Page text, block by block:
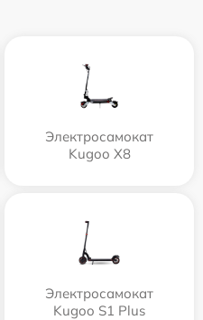
Электросамокат
Kugoo X8
Электросамокат
Kugoo S1 Plus